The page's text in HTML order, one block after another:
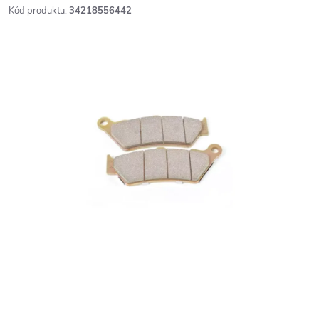
Kód produktu: 34218556442